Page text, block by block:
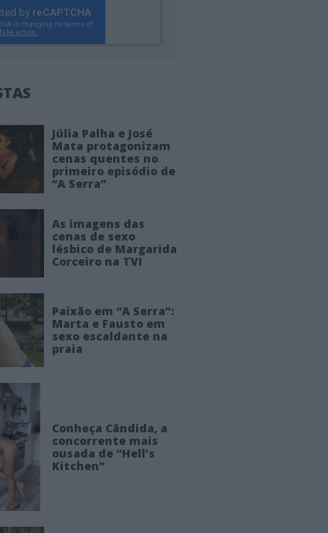
Júlia Palha e José
Mata protagonizam
cenas quentes no
primeiro episódio de
“A Serra”
As imagens das
cenas de sexo
lésbico de Margarida
Corceiro na TVI
Paixão em “A Serra”:
Marta e Fausto em
sexo escaldante na
praia
Conheça Cândida, a
concorrente mais
ousada de “Hell’s
Kitchen”